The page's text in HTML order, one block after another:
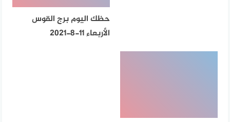
حظك اليوم برج القوس
الأربعاء 11-8-2021